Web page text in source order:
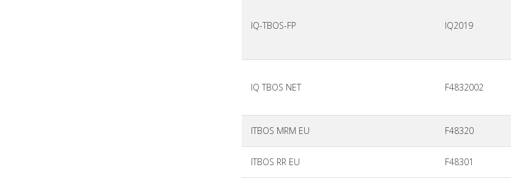
IQ-TBOS-FP IQ2019
IQ TBOS NET F4832002
ITBOS MRM EU F48320
ITBOS RR EU F48301